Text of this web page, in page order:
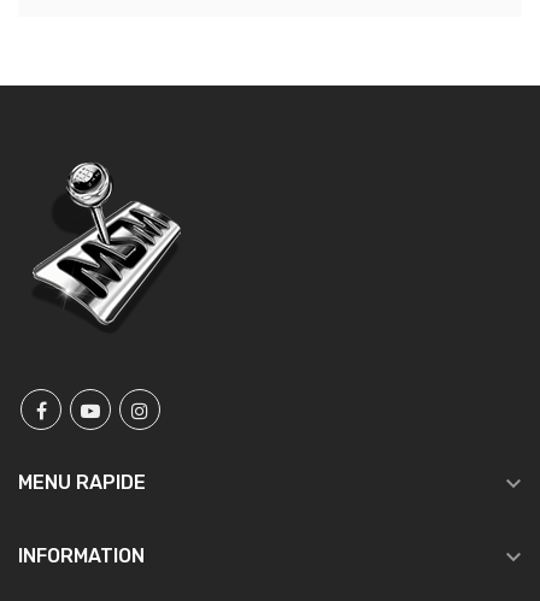
MENU RAPIDE 
INFORMATION 